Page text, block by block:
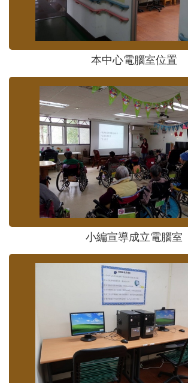
本中心電腦室位置
小編宣導成立電腦室